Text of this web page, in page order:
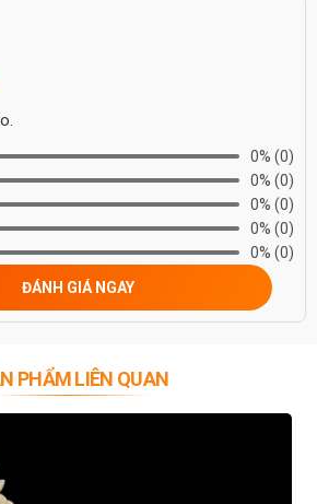
0% (0)
0% (0)
0% (0)
0% (0)
0% (0)
ĐÁNH GIÁ NGAY
PHẨM LIÊN QUAN